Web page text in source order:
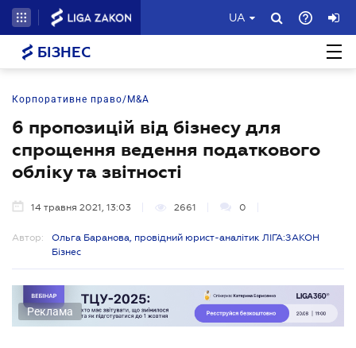
UA
БІЗНЕС
Корпоративне право/M&A
6 пропозицій від бізнесу для
спрощення ведення податкового
обліку та звітності
14 травня 2021, 13:03 2661 0
Автор:
Ольга Баранова, провідний юрист-аналітик ЛІГА:ЗАКОН
Бізнес
Реклама